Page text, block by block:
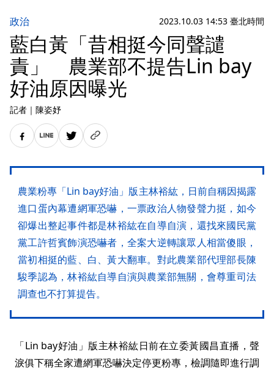
政治 2023.10.03 14:53 臺北時間
藍白黃「昔相挺今同聲譴
責」 農業部不提告Lin bay
好油原因曝光
記者 ｜ 陳姿妤
農業粉專「Lin bay好油」版主林裕紘，日前自稱因揭露
進口蛋內幕遭網軍恐嚇，一票政治人物發聲力挺，如今
卻爆出整起事件都是林裕紘在自導自演，還找來國民黨
黨工許哲賓飾演恐嚇者，全案大逆轉讓眾人相當傻眼，
當初相挺的藍、白、黃大翻車。對此農業部代理部長陳
駿季認為，林裕紘自導自演與農業部無關，會尊重司法
調查也不打算提告。
「Lin bay好油」版主林裕紘日前在立委黃國昌直播，聲
淚俱下稱全家遭網軍恐嚇決定停更粉專，檢調隨即進行調